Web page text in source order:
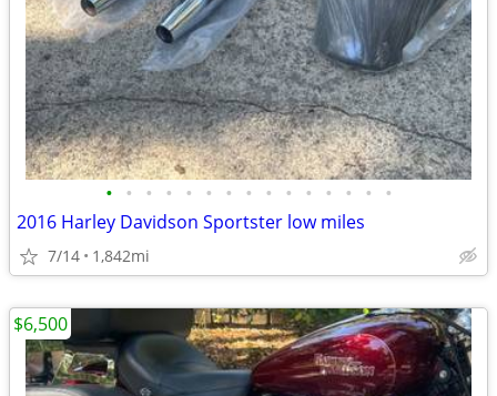
• • • • • • • • • • • • • • •
2016 Harley Davidson Sportster low miles
7/14 1,842mi
$6,500